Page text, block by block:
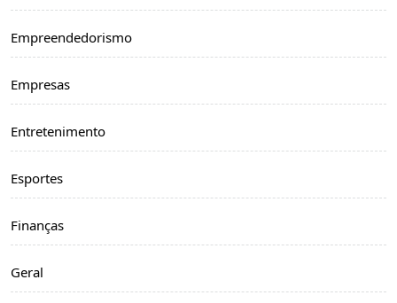
Empreendedorismo
Empresas
Entretenimento
Esportes
Finanças
Geral